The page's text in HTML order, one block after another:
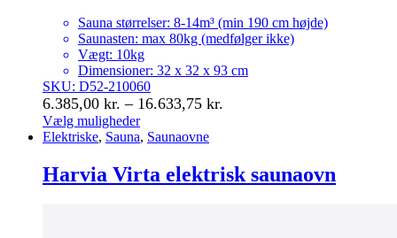
Sauna størrelser: 8-14m³ (min 190 cm højde)
Saunasten: max 80kg (medfølger ikke)
Vægt: 10kg
Dimensioner: 32 x 32 x 93 cm
SKU: D52-210060
6.385,00 kr. – 16.633,75 kr.
Vælg muligheder
Dette
har
flere
Elektriske, Sauna, Saunaovne
Harvia Virta elektrisk saunaovn